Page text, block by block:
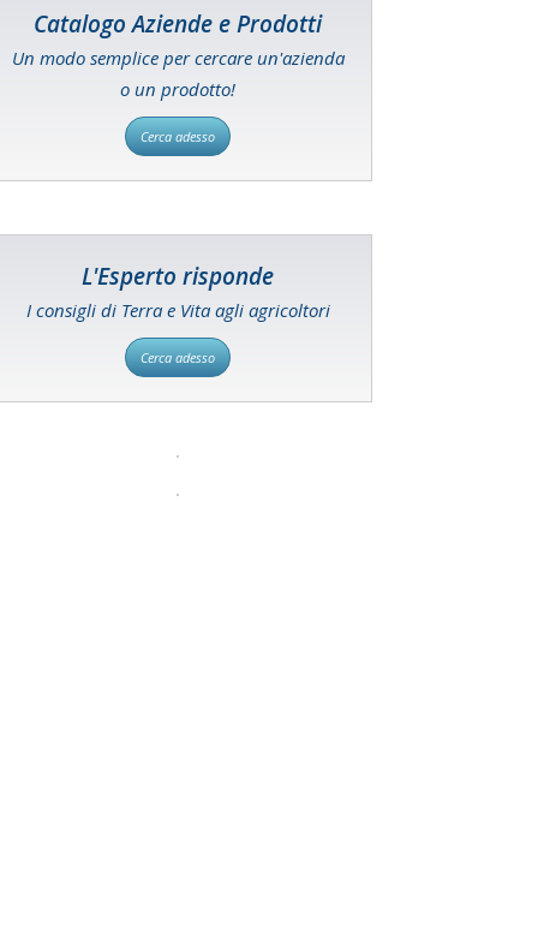
Catalogo Aziende e Prodotti
Un modo semplice per cercare un'azienda
o un prodotto!
Cerca adesso
L'Esperto risponde
I consigli di Terra e Vita agli agricoltori
Cerca adesso